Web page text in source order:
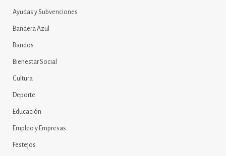
Ayudas y Subvenciones
Bandera Azul
Bandos
Bienestar Social
Cultura
Deporte
Educación
Empleo y Empresas
Festejos